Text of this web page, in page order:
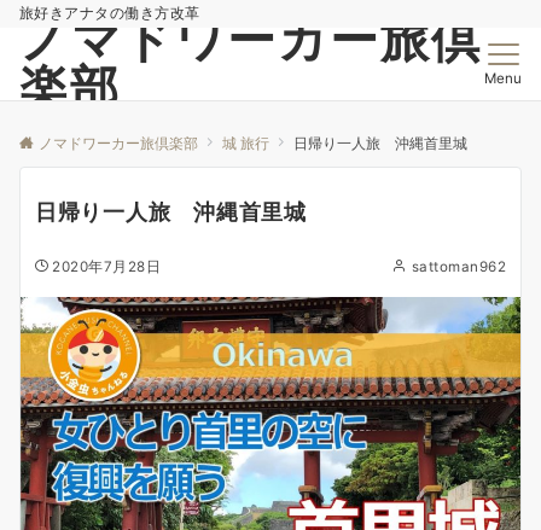
旅好きアナタの働き方改革
ノマドワーカー旅倶
楽部
Menu
ノマドワーカー旅倶楽部 城 旅行 日帰り一人旅 沖縄首里城
日帰り一人旅 沖縄首里城
2020年7月28日 sattoman962